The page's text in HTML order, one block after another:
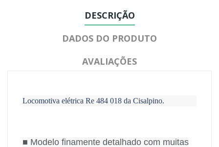
DESCRIÇÃO
DADOS DO PRODUTO
AVALIAÇÕES
Locomotiva elétrica Re 484 018 da Cisalpino.
■ Modelo finamente detalhado com muitas